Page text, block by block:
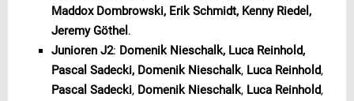
Maddox Dombrowski, Erik Schmidt, Kenny Riedel,
Jeremy Göthel .
Junioren J2: Domenik Nieschalk, Luca Reinhold,
Pascal Sadecki, Domenik Nieschalk, Luca Reinhold,
Pascal Sadecki, Domenik Nieschalk, Luca Reinhold,